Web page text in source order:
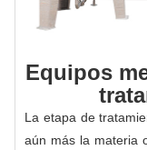
Equipos
La etapa de
aún más la materia